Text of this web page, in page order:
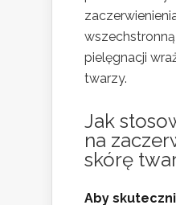
pielęgnacji
twarzy.
Jak
na
skórę
Aby